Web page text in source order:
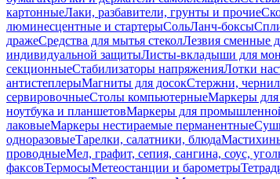
картонныеЛаки, разбавители, грунты и прочие
люминесцентные и стартерыСольЛанч-боксы
дражеСредства для мытья стеколЛезвия сменные
индивидуальной защитыЛисты-вкладыши для
секционныеСтабилизаторы напряженияЛотки
антистеплерыМагниты для досокСтержни,
сервировочныеСтолы компьютерныеМаркеры
ноутбука и планшетовМаркеры для
лаковыеМаркеры нестираемые перманентные
одноразовыеТарелки, салатники, блюда
проводныеМел, графит, сепия, сангина, соус,
факсовТермосыМетеостанции и барометры